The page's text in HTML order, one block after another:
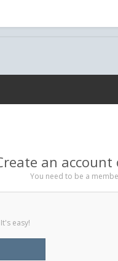
an
You need to be a
easy!